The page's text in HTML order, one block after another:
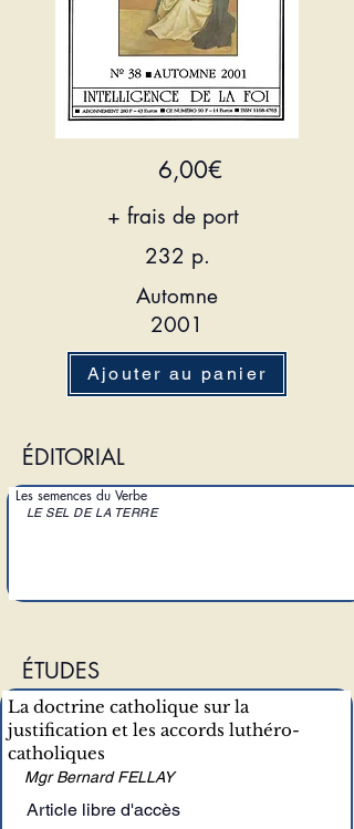
6,00€
+ frais de port
232 p.
Automne
2001
Ajouter au panier
ÉDITORIAL
Les semences du Verbe
LE SEL DE LA TERRE
ÉTUDES
La doctrine catholique sur la
justification et les accords luthéro-
catholiques
Mgr Bernard FELLAY
Article libre d'accès